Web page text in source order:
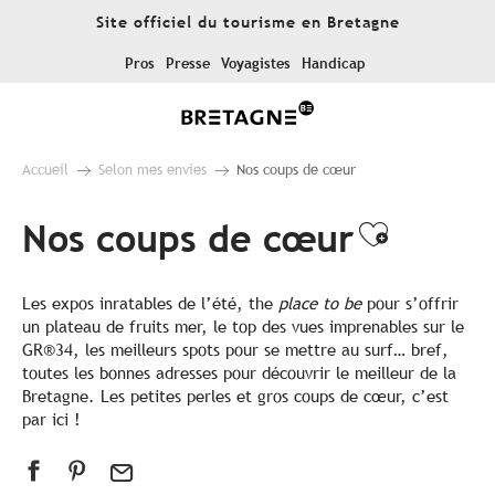
Site officiel du tourisme en Bretagne
Pros Presse Voyagistes Handicap
Accueil Selon mes envies Nos coups de cœur
Nos coups de cœur
Les expos inratables de l’été, the place to be pour s’offrir
un plateau de fruits mer, le top des vues imprenables sur le
GR®34, les meilleurs spots pour se mettre au surf… bref,
toutes les bonnes adresses pour découvrir le meilleur de la
Bretagne. Les petites perles et gros coups de cœur, c’est
par ici !